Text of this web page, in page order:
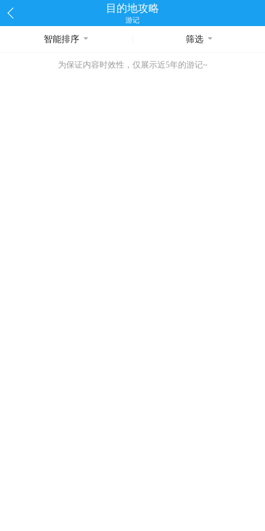
目的地攻略
游记
智能排序 筛选
为保证内容时效性，仅展示近5年的游记~